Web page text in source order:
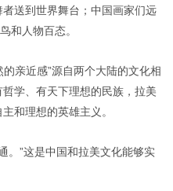
送到世界舞台；中国画家们远
和人物百态。
亲近感”源自两个大陆的文化相
学、有天下理想的民族，拉美
和理想的英雄主义。
。”这是中国和拉美文化能够实